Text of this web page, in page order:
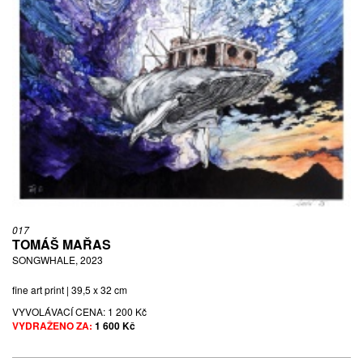
017
TOMÁŠ MAŘAS
SONGWHALE, 2023
fine art print | 39,5 x 32 cm
VYVOLÁVACÍ CENA: 1 200 Kč
VYDRAŽENO ZA: 1 600 Kč